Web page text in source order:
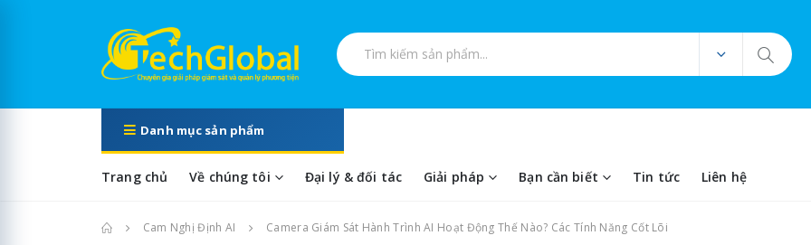
Tìm kiếm sản phẩm
Danh mục sản phẩm
Trang chủ Về chúng tôi Đại lý & đối tác Giải pháp Bạn cần biết Tin tức Liên hệ
Trang chủCam Nghị Định AI Camera Giám Sát Hành Trình AI Hoạt Động Thế Nào? Các Tính Năng Cốt Lõi